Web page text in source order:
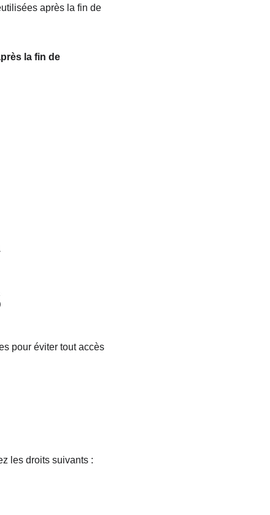
après la fin de
la fin de
pour éviter tout accès
les droits suivants :